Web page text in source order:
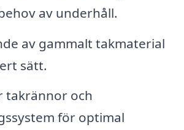
av underhåll.
av gammalt takmaterial
sätt.
takrännor och
för optimal